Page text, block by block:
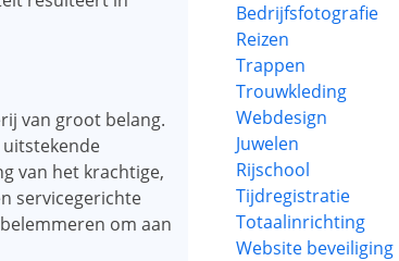
van groot belang.
van het krachtige,
servicegerichte
om aan
Bedrijfsfotografie
Reizen
Trappen
Trouwkleding
Webdesign
Juwelen
Rijschool
Tijdregistratie
Totaalinrichting
Website beveiliging